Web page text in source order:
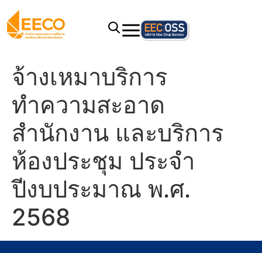
จ้างเหมาบริการ
ทำความสะอาด
สำนักงาน และบริการ
ห้องประชุม ประจำ
ปีงบประมาณ พ.ศ.
2568